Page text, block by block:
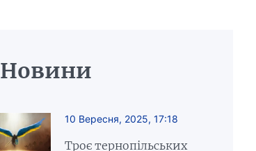
Новини
10 Вересня, 2025, 17:18
Троє тернопільських